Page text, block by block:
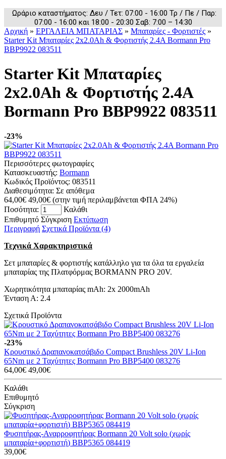
Ωράριο καταστήματος: Δευ / Τετ: 07:00 - 16:00 Τρ / Πε / Παρ:
07:00 - 16:00 και 18:00 - 20:30 Σαβ: 7:00 – 14:30
Αρχική » ΕΡΓΑΛΕΙΑ ΜΠΑΤΑΡΙΑΣ » Μπαταρίες - Φορτιστές »
Starter Kit Μπαταρίες 2x2.0Ah & Φορτιστής 2.4Α Bormann Pro
BBP9922 083511
Starter Kit Μπαταρίες
2x2.0Ah & Φορτιστής 2.4Α
Bormann Pro BBP9922 083511
-23%
Περισσότερες φωτογραφίες
Κατασκευαστής: Bormann
Κωδικός Προϊόντος: 083511
Διαθεσιμότητα: Σε απόθεμα
64,00€ 49,00€ (στην τιμή περιλαμβάνεται ΦΠΑ 24%)
Ποσότητα:
Καλάθι
Επιθυμητό Σύγκριση Εκτύπωση
Περιγραφή Σχετικά Προϊόντα (4)
Τεχνικά Χαρακτηριστικά
Σετ μπαταρίες & φορτιστής κατάλληλο για τα όλα τα εργαλεία
μπαταρίας της Πλατφόρμας BORMANN PRO 20V.
Χωρητικότητα μπαταρίας mAh: 2x 2000mAh
Ένταση Α: 2.4
Σχετικά Προϊόντα
-23%
Κρουστικό Δραπανοκατσάβιδο Compact Brushless 20V Li-Ion
65Nm με 2 Ταχύτητες Bormann Pro BBP5400 083276
64,00€ 49,00€
Καλάθι
Επιθυμητό
Σύγκριση
Φυσητήρας-Αναρροφητήρας Bormann 20 Volt solo (χωρίς
μπαταρία+φορτιστή) BBP5365 084419
39,00€